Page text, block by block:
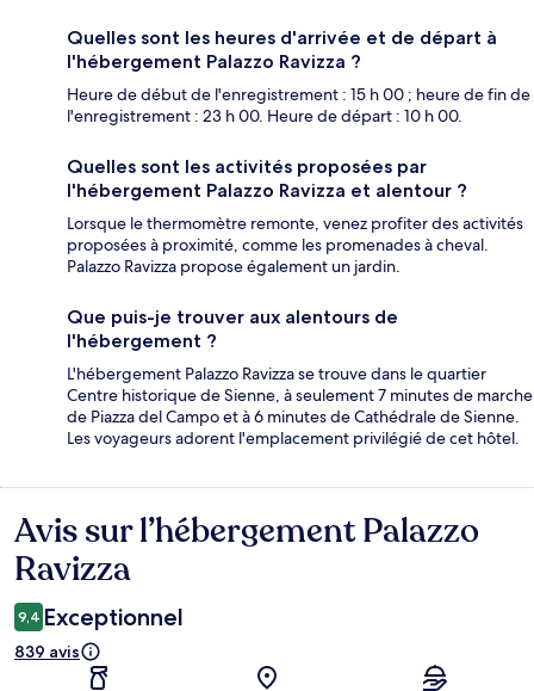
Quelles sont les heures d'arrivée et de départ à
l'hébergement Palazzo Ravizza ?
Heure de début de l'enregistrement : 15 h 00 ; heure de fin de
l'enregistrement : 23 h 00. Heure de départ : 10 h 00.
Quelles sont les activités proposées par
l'hébergement Palazzo Ravizza et alentour ?
Lorsque le thermomètre remonte, venez profiter des activités
proposées à proximité, comme les promenades à cheval.
Palazzo Ravizza propose également un jardin.
Que puis-je trouver aux alentours de
l'hébergement ?
L'hébergement Palazzo Ravizza se trouve dans le quartier
Centre historique de Sienne, à seulement 7 minutes de marche
de Piazza del Campo et à 6 minutes de Cathédrale de Sienne.
Les voyageurs adorent l'emplacement privilégié de cet hôtel.
Avis
Avis sur l’hébergement Palazzo
Ravizza
9,4 Exceptionnel
839 avis